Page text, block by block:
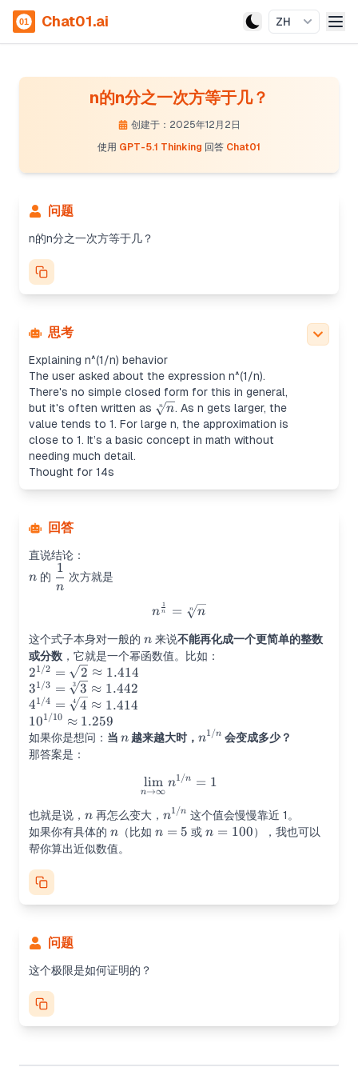
Chat01.ai ZH
n的n分之一次方等于几？
创建于：2025年12月2日
使用 GPT-5.1 Thinking 回答 Chat01
问题
n的n分之一次方等于几？
思考
Explaining n^(1/n) behavior
The user asked about the expression n^(1/n).
There's no simple closed form for this in general,
but it's often written as \sqrt[n]
{n}
n n. As n gets larger, the
value tends to 1. For large n, the approximation is
close to 1. It’s a basic concept in math without
needing much detail.
Thought for 14s
回答
直说结论：
n
n 的 \dfrac1n
n
1
次方就是
n^{\frac1n} = \sqrt[n]{n}
n n
1 = n n
这个式子本身对一般的 n
n 来说不能再化成一个更简单的整数
或分数 ，它就是一个幂函数值。比如：
2^{1/2}
=
\sqrt{2}
\approx
1.414
21/2 = 2 ≈ 1.414
3^{1/3}
=
\sqrt[3]
{3}
\approx
31/3 = 3 3 ≈ 1.442
4^{1/4}
=
\sqrt[4]
{4}
41/4 = 4 4 ≈ 1.414
10^{1/10}
\approx
1.259
101/10 ≈ 1.259
如果你是想问： 当 n
n 越来越大时， n^{1/n}
n1/n 会变成多少？
那答案是：
\lim_{n \to \infty} n^{1/n}
n→∞
lim n1/n = 1
也就是说， n
n 再怎么变大， n^{1/n}
n1/n 这个值会慢慢靠近 1。
如果你有具体的 n
n （比如 n=5
n = 5 或n=100
n = 100），我也可以
帮你算出近似数值。
问题
这个极限是如何证明的？